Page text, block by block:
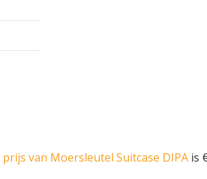
prijs van Moersleutel Suitcase DIPA is